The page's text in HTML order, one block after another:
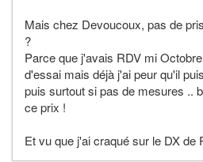
Mais chez Devoucoux, pas de
?
Parce que j'avais RDV mi
d'essai mais déjà j'ai peur qu'il
puis surtout si pas de mesures ..
ce prix !
Et vu que j'ai craqué sur le DX de